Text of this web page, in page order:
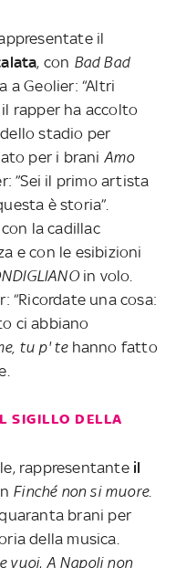
il
, con Bad Bad
a Geolier: “Altri
il rapper ha accolto
stadio per
per i brani Amo
”Sei il primo artista
è storia”.
la cadillac
e con le esibizioni
in volo.
“Ricordate una cosa:
ci abbiano
tu p' tehanno fatto
SIGILLO DELLA
rappresentante il
Finché non si muore.
brani per
della musica.
vuoi, A Napoli non